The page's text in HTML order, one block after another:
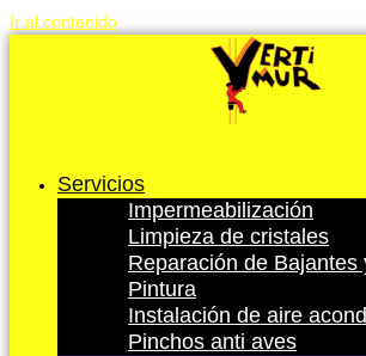
Ir al contenido
Servicios
Impermeabilización
Limpieza de cristales
Reparación de Bajantes
Pintura
Instalación de aire
Pinchos anti aves